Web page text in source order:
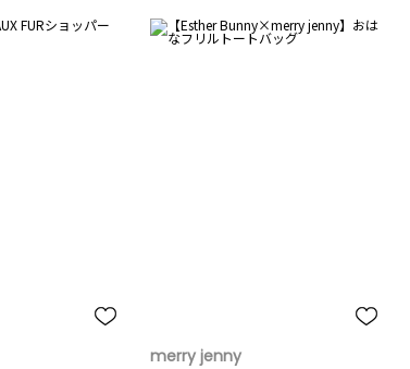
merry jenny